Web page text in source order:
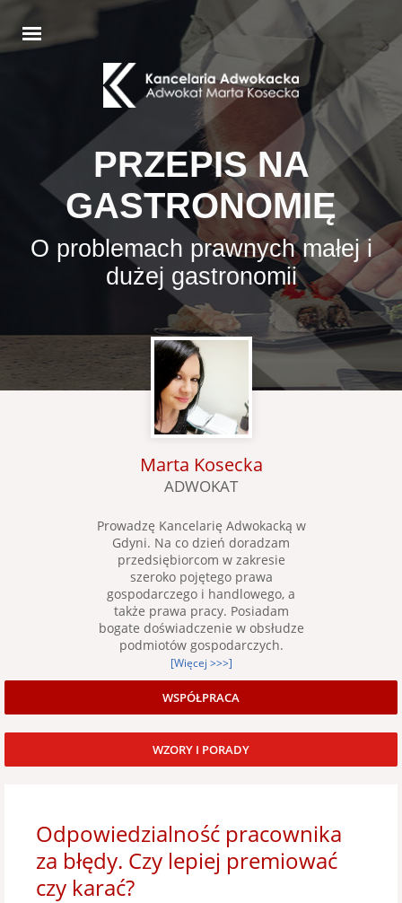
PRZEPIS NA
GASTRONOMIĘ
O problemach prawnych małej i
dużej gastronomii
Marta Kosecka
ADWOKAT
Prowadzę Kancelarię Adwokacką w
Gdyni. Na co dzień doradzam
przedsiębiorcom w zakresie
szeroko pojętego prawa
gospodarczego i handlowego, a
także prawa pracy. Posiadam
bogate doświadczenie w obsłudze
podmiotów gospodarczych.
[Więcej >>>]
WSPÓŁPRACA
WZORY I PORADY
Odpowiedzialność pracownika
za błędy. Czy lepiej premiować
czy karać?